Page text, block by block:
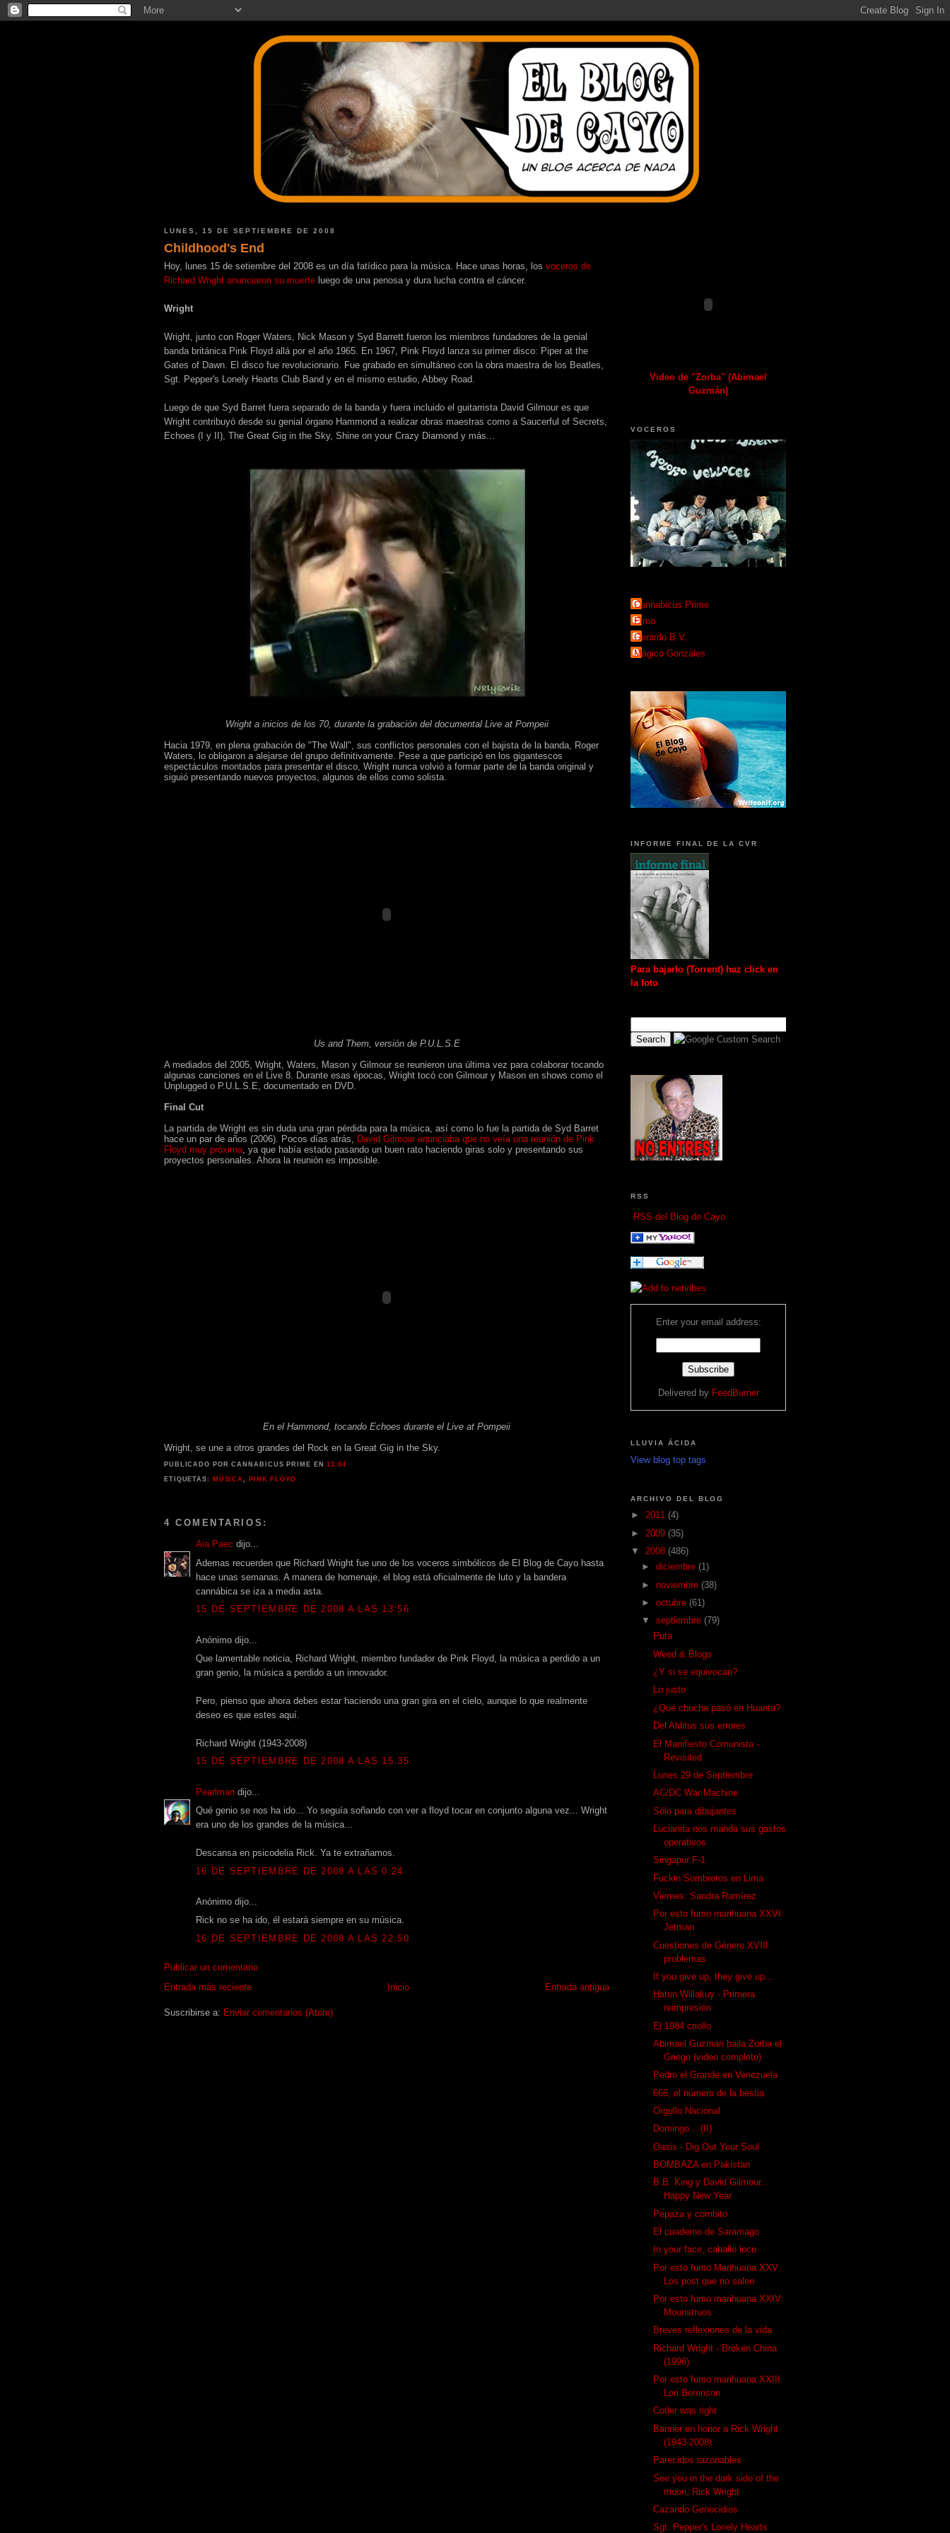
LUNES, 15 DE SEPTIEMBRE DE 2008
Childhood's End
Hoy, lunes 15 de setiembre del 2008 es un día fatídico para la música. Hace unas horas, los voceros de
Richard Wright anunciaron su muerte luego de una penosa y dura lucha contra el cáncer.
Wright
Wright, junto con Roger Waters, Nick Mason y Syd Barrett fueron los miembros fundadores de la genial
banda británica Pink Floyd allá por el año 1965. En 1967, Pink Floyd lanza su primer disco: Piper at the
Gates of Dawn. El disco fue revolucionario. Fue grabado en simultáneo con la obra maestra de los Beatles,
Sgt. Pepper's Lonely Hearts Club Band y en el mismo estudio, Abbey Road.
Luego de que Syd Barret fuera separado de la banda y fuera incluido el guitarrista David Gilmour es que
Wright contribuyó desde su genial órgano Hammond a realizar obras maestras como a Saucerful of Secrets,
Echoes (I y II), The Great Gig in the Sky, Shine on your Crazy Diamond y más...
Wright a inicios de los 70, durante la grabación del documental Live at Pompeii
Hacia 1979, en plena grabación de "The Wall", sus conflictos personales con el bajista de la banda, Roger
Waters, lo obligaron a alejarse del grupo definitivamente. Pese a que participó en los gigantescos
espectáculos montados para presentar el disco, Wright nunca volvió a formar parte de la banda original y
siguió presentando nuevos proyectos, algunos de ellos como solista.
Us and Them, versión de P.U.L.S.E
A mediados del 2005, Wright, Waters, Mason y Gilmour se reunieron una última vez para colaborar tocando
algunas canciones en el Live 8. Durante esas épocas, Wright tocó con Gilmour y Mason en shows como el
Unplugged o P.U.L.S.E, documentado en DVD.
Final Cut
La partida de Wright es sin duda una gran pérdida para la música, así como lo fue la partida de Syd Barret
hace un par de años (2006). Pocos días atrás, David Gilmour anunciaba que no veía una reunión de Pink
Floyd muy próxima , ya que había estado pasando un buen rato haciendo giras solo y presentando sus
proyectos personales. Ahora la reunión es imposible.
En el Hammond, tocando Echoes durante el Live at Pompeii
Wright, se une a otros grandes del Rock en la Great Gig in the Sky.
PUBLICADO POR CANNABICUS PRIME EN13:04
ETIQUETAS: MÚSICA PINK FLOYD
4 COMENTARIOS:
Aia Paec dijo...
Ademas recuerden que Richard Wright fue uno de los voceros simbólicos de El Blog de Cayo hasta
hace unas semanas. A manera de homenaje, el blog está oficialmente de luto y la bandera
cannábica se iza a media asta.
15 DE SEPTIEMBRE DE 2008 A LAS 13:56
Anónimo dijo...
Que lamentable noticia, Richard Wright, miembro fundador de Pink Floyd, la música a perdido a un
gran genio, la música a perdido a un innovador.
Pero, pienso que ahora debes estar haciendo una gran gira en el cielo, aunque lo que realmente
deseo es que estes aquí.
Richard Wright (1943-2008)
15 DE SEPTIEMBRE DE 2008 A LAS 15:35
Pearlman dijo...
Qué genio se nos ha ido... Yo seguía soñando con ver a floyd tocar en conjunto alguna vez... Wright
era uno de los grandes de la música...
Descansa en psicodelia Rick. Ya te extrañamos.
16 DE SEPTIEMBRE DE 2008 A LAS 0:24
Anónimo dijo...
Rick no se ha ido, él estará siempre en su música.
16 DE SEPTIEMBRE DE 2008 A LAS 22:50
Publicar un comentario
Entrada más reciente
Entrada antigua
Inicio
Suscribirse a: Enviar comentarios (Atom)
Video de "Zorba" (Abimael
Guzmán)
VOCEROS
Cannabicus Prime
Elmo
Gerardo B.V.
Mágico Gonzales
INFORME FINAL DE LA CVR
Para bajarlo (Torrent) haz click en
la foto
RSS
RSS del Blog de Cayo
Enter your email address:
Delivered by FeedBurner
LLUVIA ÁCIDA
View blog top tags
ARCHIVO DEL BLOG
► 2011 (4)
► 2009 (35)
▼ 2008 (486)
►diciembre (1)
► noviembre (38)
►octubre (61)
▼septiembre (79)
Puta
Weed & Blogs
¿Y si se equivocan?
Lo justo
¿Qué chucha pasó en Huanta?
Del Alditus sus errores
El Manifiesto Comunista -
Revisited
Lunes 29 de Septiembre
AC/DC War Machine
Sólo para dibujantes
Lucianita nos manda sus gastos
operativos
Singapur F-1
Fuckin Sombreros en Lima
Viernes: Sandra Ramírez
Por esto fumo marihuana XXVI:
Jetman
Cuestiones de Género XVIII:
problemas
If you give up, they give up...
Hatun Willakuy - Primera
reimpresión
El 1984 criollo
Abimael Guzmán baila Zorba el
Griego (video completo)
Pedro el Grande en Venezuela
666, el número de la bestia
Orgullo Nacional
Domingo... (II)
Oasis - Dig Out Your Soul
BOMBAZA en Pakistan
B.B. King y David Gilmour...
Happy New Year
Pepaza y combito
El cuaderno de Saramago
In your face, caballo loco
Por esto fumo Marihuana XXV:
Los post que no salen
Por esto fumo marihuana XXIV:
Mounstruos
Breves reflexiones de la vida
Richard Wright - Broken China
(1996)
Por esto fumo marihuana XXIII:
Lori Berenson
Cotler was right
Banner en honor a Rick Wright
(1943-2008)
Parecidos razonables
See you in the dark side of the
moon, Rick Wright
Cazando Genocidios
Sgt. Pepper's Lonely Hearts